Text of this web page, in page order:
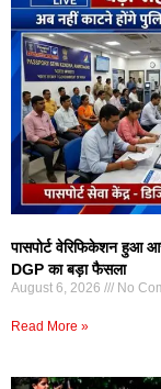
पासपोर्ट वेरिफिकेशन हुआ
DGP का बड़ा फैसला
August 6, 2026 No
Read More »